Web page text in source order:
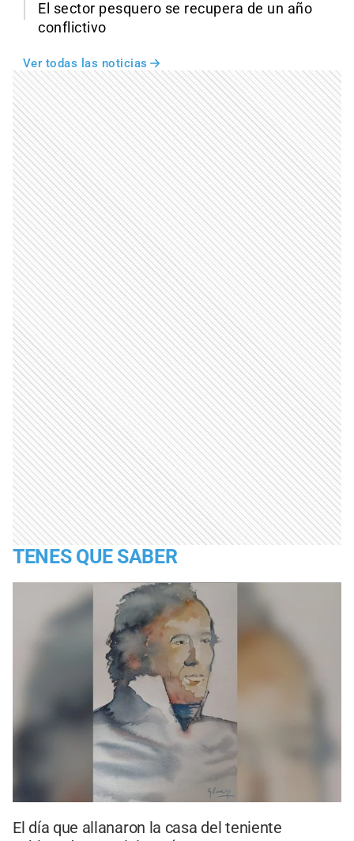
El sector pesquero se recupera de un año
conflictivo
Ver todas las noticias
TENES QUE SABER
El día que allanaron la casa del teniente